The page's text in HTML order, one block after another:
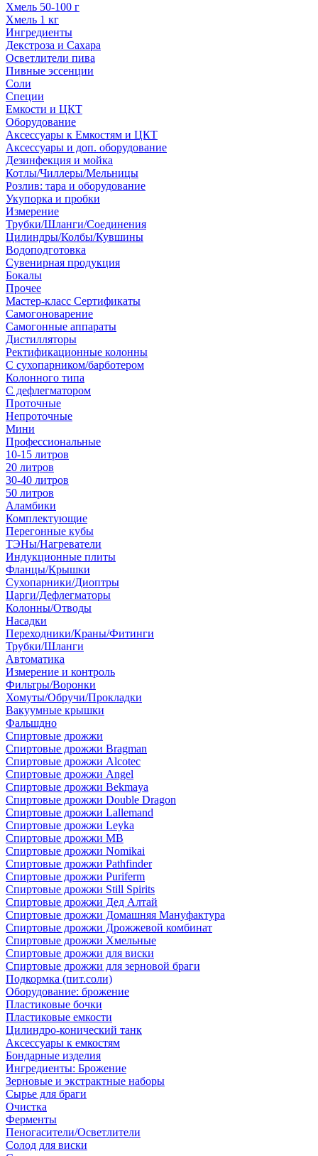
Хмель 50-100 г
Хмель 1 кг
Ингредиенты
Декстроза и Сахара
Осветлители пива
Пивные эссенции
Соли
Специи
Емкости и ЦКТ
Оборудование
Аксессуары к Емкостям и ЦКТ
Аксессуары и доп. оборудование
Дезинфекция и мойка
Котлы/Чиллеры/Мельницы
Розлив: тара и оборудование
Укупорка и пробки
Измерение
Трубки/Шланги/Соединения
Цилиндры/Колбы/Кувшины
Водоподготовка
Сувенирная продукция
Бокалы
Прочее
Мастер-класс Сертификаты
Самогоноварение
Самогонные аппараты
Дистилляторы
Ректификационные колонны
С сухопарником/барботером
Колонного типа
С дефлегматором
Проточные
Непроточные
Мини
Профессиональные
10-15 литров
20 литров
30-40 литров
50 литров
Аламбики
Комплектующие
Перегонные кубы
ТЭНы/Нагреватели
Индукционные плиты
Фланцы/Крышки
Сухопарники/Диоптры
Царги/Дефлегматоры
Колонны/Отводы
Насадки
Переходники/Краны/Фитинги
Трубки/Шланги
Автоматика
Измерение и контроль
Фильтры/Воронки
Хомуты/Обручи/Прокладки
Вакуумные крышки
Фальшдно
Спиртовые дрожжи
Спиртовые дрожжи Bragman
Спиртовые дрожжи Alcotec
Спиртовые дрожжи Angel
Спиртовые дрожжи Bekmaya
Спиртовые дрожжи Double Dragon
Спиртовые дрожжи Lallemand
Спиртовые дрожжи Leyka
Спиртовые дрожжи MB
Спиртовые дрожжи Nomikai
Спиртовые дрожжи Pathfinder
Спиртовые дрожжи Puriferm
Спиртовые дрожжи Still Spirits
Спиртовые дрожжи Дед Алтай
Спиртовые дрожжи Домашняя Мануфактура
Спиртовые дрожжи Дрожжевой комбинат
Спиртовые дрожжи Хмельные
Спиртовые дрожжи для виски
Спиртовые дрожжи для зерновой браги
Подкормка (пит.соли)
Оборудование: брожение
Пластиковые бочки
Пластиковые емкости
Цилиндро-конический танк
Аксессуары к емкостям
Бондарные изделия
Ингредиенты: Брожение
Зерновые и экстрактные наборы
Сырье для браги
Очистка
Ферменты
Пеногасители/Осветлители
Солод для виски